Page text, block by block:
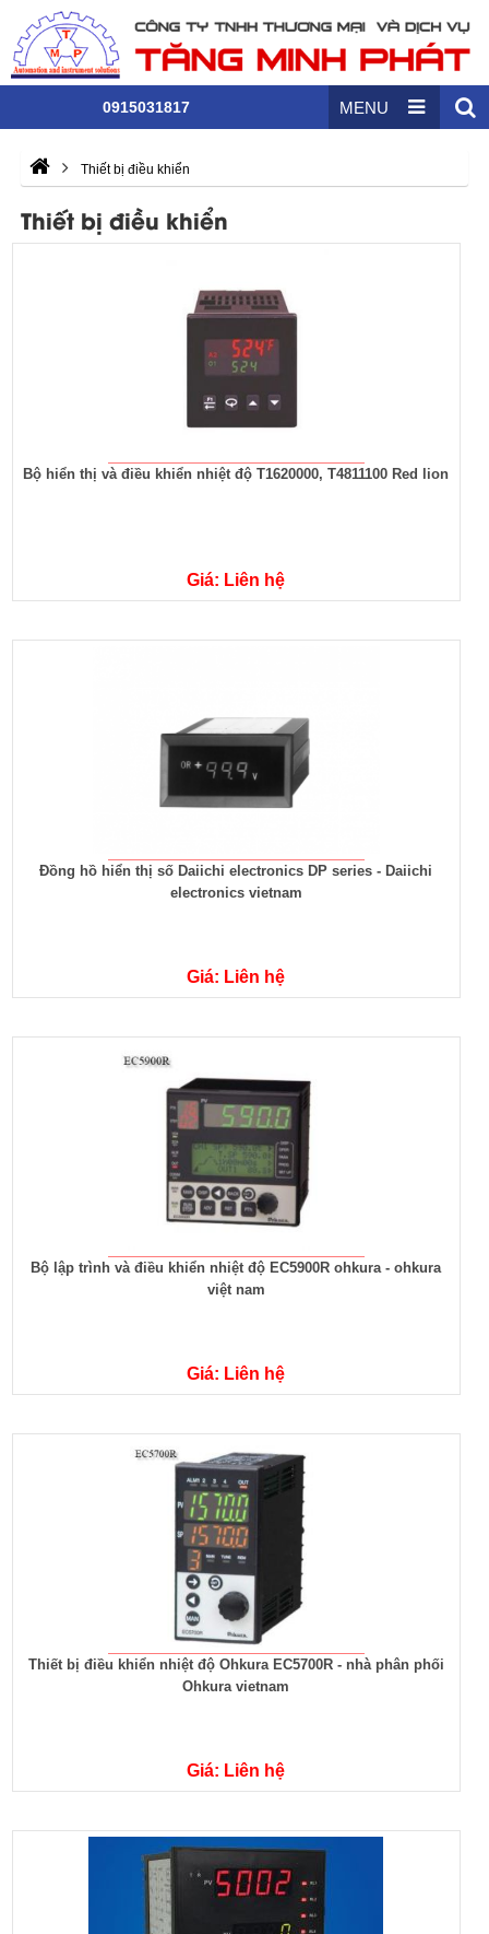
0915031817 MENU
Thiết bị điều khiển
Thiết bị điều khiển
Bộ hiển thị và điều khiển nhiệt độ T1620000, T4811100 Red lion
Giá: Liên hệ
Đồng hồ hiển thị số Daiichi electronics DP series - Daiichi
electronics vietnam
Giá: Liên hệ
Bộ lập trình và điều khiển nhiệt độ EC5900R ohkura - ohkura
việt nam
Giá: Liên hệ
Thiết bị điều khiển nhiệt độ Ohkura EC5700R - nhà phân phối
Ohkura vietnam
Giá: Liên hệ